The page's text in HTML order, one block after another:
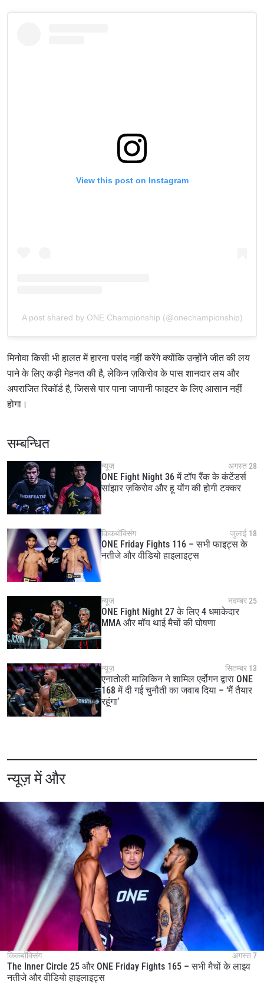
View this post on Instagram
A post shared by ONE Championship (@onechampionship)
मिनोवा किसी भी हालत में हारना पसंद नहीं करेंगे क्योंकि उन्होंने जीत की लय
पाने के लिए कड़ी मेहनत की है, लेकिन ज़किरोव के पास शानदार लय और
अपराजित रिकॉर्ड है, जिससे पार पाना जापानी फाइटर के लिए आसान नहीं
होगा।
सम्बन्धित
न्यूज़ अगस्त 28
ONE Fight Night 36 में टॉप रैंक के कंटेंडर्स
सांझार ज़किरोव और हू योंग की होगी टक्कर
किकबॉक्सिंग जुलाई 18
ONE Friday Fights 116 – सभी फाइट्स के
नतीजे और वीडियो हाइलाइट्स
न्यूज़ नवम्बर 25
ONE Fight Night 27 के लिए 4 धमाकेदार
MMA और मॉय थाई मैचों की घोषणा
न्यूज़ सितम्बर 13
एनातोली मालिकिन ने शामिल एर्दोगन द्वारा ONE
168 में दी गई चुनौती का जवाब दिया – ‘मैं तैयार
रहूंगा’
न्यूज़ में और
किकबॉक्सिंग अगस्त 7
The Inner Circle 25 और ONE Friday Fights 165 – सभी मैचों के लाइव
नतीजे और वीडियो हाइलाइट्स
STAY IN THE KNOW
Take ONE Championship wherever you go! Sign up now
to gain access to latest news, unlock special offers
and get first access to the best seats to our live
events.